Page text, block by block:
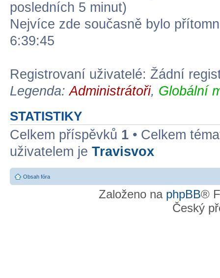
posledních 5 minut)
Nejvíce zde současně bylo
6:39:45
Registrovaní uživatelé: Žádní
Legenda:Administrátoři, Globální
STATISTIKY
Celkem příspěvků 1 • Celkem
uživatelem je Travisvox
Obsah fóra
Založeno na phpBB®
Český